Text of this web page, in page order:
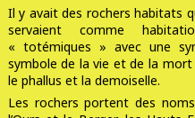
Il y avait des rochers habitats
servaient comme
« totémiques » avec une
symbole de la vie et de la
le phallus et la demoiselle.
Les rochers portent des